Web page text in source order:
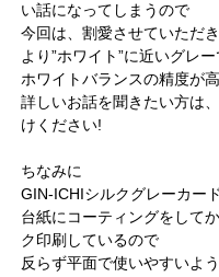
い話になってしまうので
今回は、割愛させていただき
より”ホワイト”に近いグレー
ホワイトバランスの精度が
詳しいお話を聞きたい方は
けください!
ちなみに
GIN-ICHIシルクグレーカー
台紙にコーティングをして
ク印刷しているので
反らず平面で使いやすいよ